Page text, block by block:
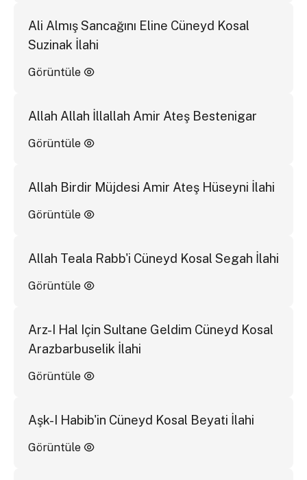
Ali Almış Sancağını Eline Cüneyd Kosal
Suzinak İlahi
Görüntüle
Allah Allah İllallah Amir Ateş Bestenigar
Görüntüle
Allah Birdir Müjdesi Amir Ateş Hüseyni İlahi
Görüntüle
Allah Teala Rabb'i Cüneyd Kosal Segah İlahi
Görüntüle
Arz-I Hal Için Sultane Geldim Cüneyd Kosal
Arazbarbuselik İlahi
Görüntüle
Aşk-I Habib'in Cüneyd Kosal Beyati İlahi
Görüntüle